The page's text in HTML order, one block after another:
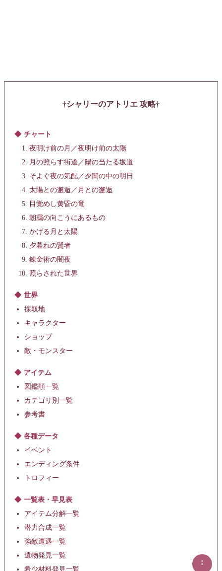
シャリーのアトリエ 攻略
チャート
夜明け前の月／夜明け前の太陽
月の照らす街道／陽の当たる坂道
そよぐ夜の気配／夕闇の中の明日
太陽との邂逅／月との邂逅
目覚めし黄昏の竜
朝靄の向こうにあるもの
かげる月と太陽
夕暮れの賢者
錬金術の闇夜
照らされた世界
世界
採取地
キャラクター
ショップ
敵・モンスター
アイテム
図鑑順一覧
カテゴリ別一覧
参考書
各種データ
イベント
エンディング条件
トロフィー
一覧表・早見表
アイテム分解一覧
潜力合成一覧
強敵遭遇一覧
遺物発見一覧
希少材料発見一覧
▲
▲